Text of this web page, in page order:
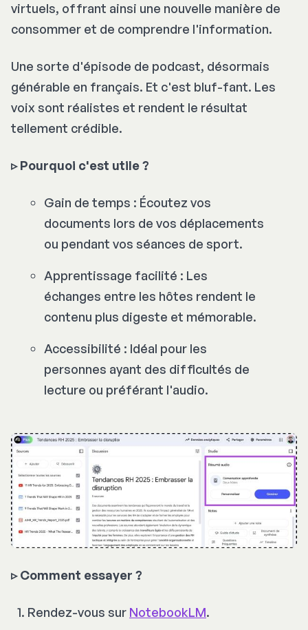
virtuels, offrant ainsi une nouvelle manière de
consommer et de comprendre l'information.​
Une sorte d'épisode de podcast, désormais
générable en français. Et c'est bluf-fant. Les
voix sont réalistes et rendent le résultat
tellement crédible.
▹ Pourquoi c'est utile ?
Gain de temps : Écoutez vos
documents lors de vos déplacements
ou pendant vos séances de sport.
Apprentissage facilité : Les
échanges entre les hôtes rendent le
contenu plus digeste et mémorable.
Accessibilité : Idéal pour les
personnes ayant des difficultés de
lecture ou préférant l'audio.​
▹ Comment essayer ?
Rendez-vous sur NotebookLM.